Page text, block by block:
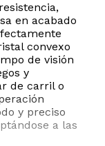
en acabado
convexo
de visión
y
de carril o
y preciso
a las